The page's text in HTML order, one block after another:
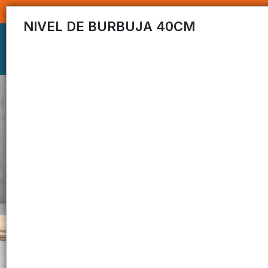
NIVEL DE BURBUJA 40CM